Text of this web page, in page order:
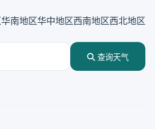
华南地区华中地区西南地区西北地区
查询天气